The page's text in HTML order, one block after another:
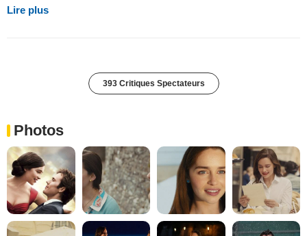
Lire plus
393 Critiques Spectateurs
Photos